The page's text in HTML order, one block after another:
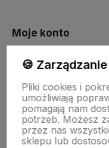
Moje konto
Płatności i dostawa
Informacje
🍪
Pliki cookies i
umożliwiają
pomagają nam
potrzeb. Możesz
przez nas
sklepu lub